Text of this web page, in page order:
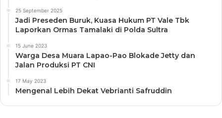
25 September 2025
Jadi Preseden Buruk, Kuasa Hukum PT Vale Tbk
Laporkan Ormas Tamalaki di Polda Sultra
15 June 2023
Warga Desa Muara Lapao-Pao Blokade Jetty dan
Jalan Produksi PT CNI
17 May 2023
Mengenal Lebih Dekat Vebrianti Safruddin